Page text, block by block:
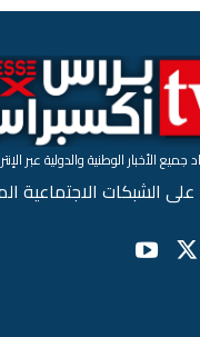
جميع الأخبار الوطنية والدولية عبر
الشبكات الاجتماعية